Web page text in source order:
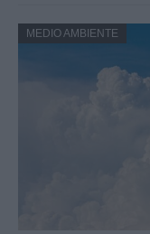
MEDIO AMBIENTE